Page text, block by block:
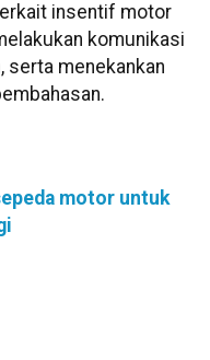
insentif motor
komunikasi
serta menekankan
motor untuk